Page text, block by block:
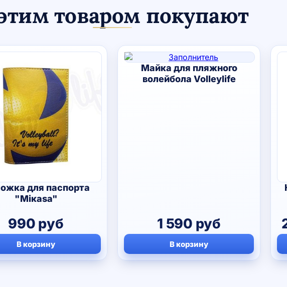
товаром покупают
для паспорта
"Мiкаsа"
990 руб
В корзину
Майка для пляжного
волейбола Volleylife
1 590 руб
В корзину